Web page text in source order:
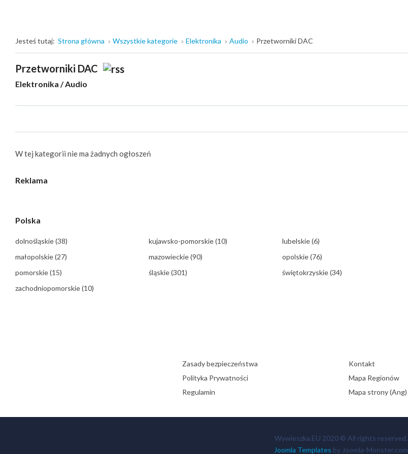
Jesteś tutaj: Strona główna Wszystkie kategorie Elektronika Audio Przetworniki DAC
Przetworniki DAC
Elektronika /Audio
W tej kategorii nie ma żadnych ogłoszeń
Reklama
Polska
dolnośląskie(38) kujawsko-pomorskie(10) lubelskie(6)
małopolskie(27) mazowieckie(90) opolskie(76)
pomorskie(15) śląskie(301) świętokrzyskie(34)
zachodniopomorskie(10)
Zasady bezpieczeństwa
Polityka Prywatności
Regulamin
Kontakt
Mapa Regionów
Mapa strony (Ang)
Wywieszka.EU 2020 © All rights reserved.
Joomla Templates by Joomla-Monster.com